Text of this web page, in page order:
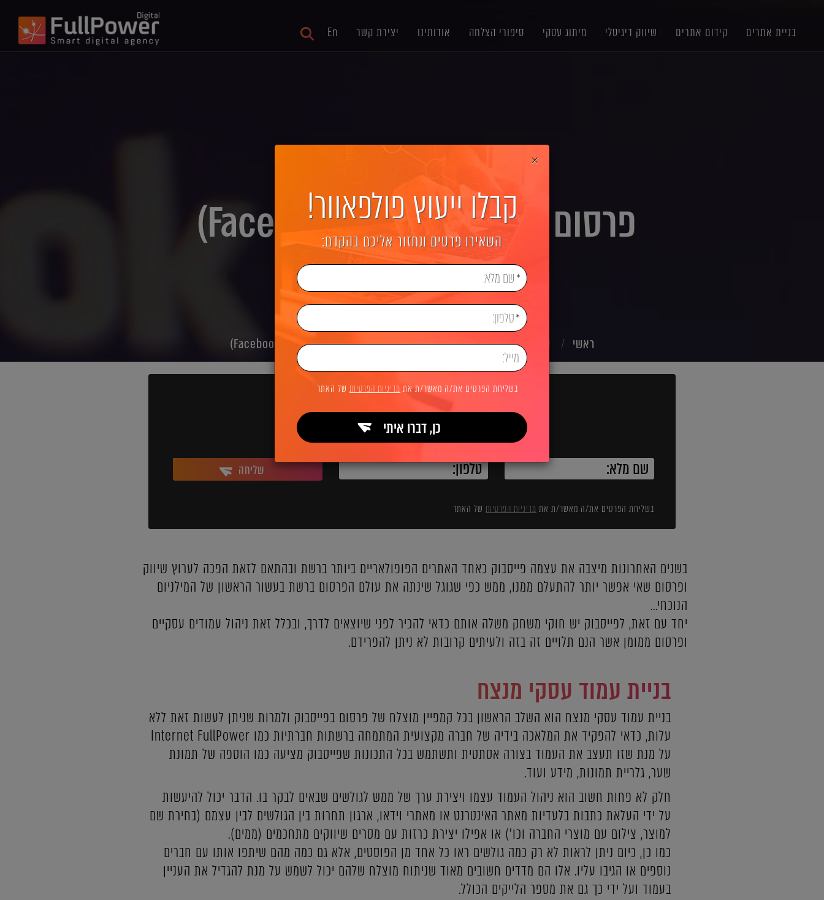
בניית אתרים קידום אתרים שיווק דיגיטלי מיתוג עסקי סיפורי הצלחה אודותינו יצירת קשר En
ראשי שיווק דיגיטלי פרסום ממומן PPC פרסום בפייסבוק (Facebook Ads)
פרסום בפייסבוק (Facebook Ads)
כל מה שרציתם לדעת על כל אפשרויות הפרסום בפייסבוק.
לשיחת ייעוץ והצעת מחיר
השאירו פרטים ואנחנו מיד מתקשרים:
שליחה
בשליחת הפרטים את/ה מאשר/ת את מדיניות הפרטיות של האתר
בשנים האחרונות מיצבה את עצמה פייסבוק כאחד האתרים הפופולאריים ביותר ברשת ובהתאם לזאת הפכה לערוץ שיווק
ופרסום שאי אפשר יותר להתעלם ממנו, ממש כפי שגוגל שינתה את עולם הפרסום ברשת בעשור הראשון של המילניום
הנוכחי...
יחד עם זאת, לפייסבוק יש חוקי משחק משלה אותם כדאי להכיר לפני שיוצאים לדרך, ובכלל זאת ניהול עמודים עסקיים
ופרסום ממומן אשר הנם תלויים זה בזה ולעיתים קרובות לא ניתן להפרידם.
בניית עמוד עסקי מנצח
בניית עמוד עסקי מנצח הוא השלב הראשון בכל קמפיין מוצלח של פרסום בפייסבוק ולמרות שניתן לעשות זאת ללא
עלות, כדאי להפקיד את המלאכה בידיה של חברה מקצועית המתמחה ברשתות חברתיות כמו Internet FullPower
על מנת שזו תעצב את העמוד בצורה אסתטית ותשתמש בכל התכונות שפייסבוק מציעה כמו הוספה של תמונת
שער, גלריית תמונות, מידע ועוד.
חלק לא פחות חשוב הוא ניהול העמוד עצמו ויצירת ערך של ממש לגולשים שבאים לבקר בו. הדבר יכול להיעשות
על ידי העלאת כתבות בלעדיות מאתר האינטרנט או מאתרי וידאו, ארגון תחרות בין הגולשים לבין עצמם (בחירת שם
למוצר, צילום עם מוצרי החברה וכו') או אפילו יצירת כרזות עם מסרים שיווקים מתחכמים (ממים).
כמו כן, כיום ניתן לראות לא רק כמה גולשים ראו כל אחד מן הפוסטים, אלא גם כמה מהם שיתפו אותו עם חברים
נוספים או הגיבו עליו. אלו הם מדדים חשובים מאוד שניתוח מוצלח שלהם יכול לשמש על מנת להגדיל את העניין
בעמוד ועל ידי כך גם את מספר הלייקים הכולל.
×
קבלו ייעוץ פולפאוור!
השאירו פרטים ונחזור אליכם בהקדם:
בשליחת הפרטים את/ה מאשר/ת את מדיניות הפרטיותשל האתר
כן, דברו איתי